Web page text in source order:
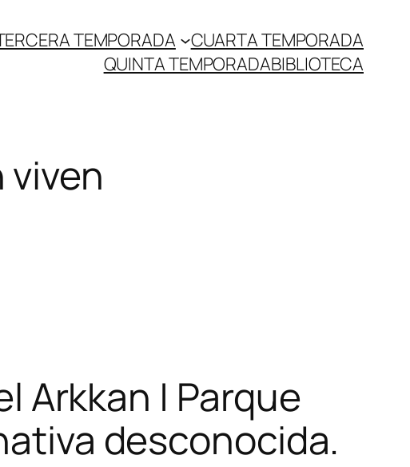
TEMPORADA
CUARTA TEMPORADA
QUINTA TEMPORADABIBLIOTECA
viven
| Parque
desconocida.